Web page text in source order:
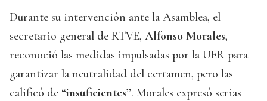
Durante su intervención ante la Asamblea, el
secretario general de RTVE, Alfonso Morales,
reconoció las medidas impulsadas por la UER para
garantizar la neutralidad del certamen, pero las
calificó de “insuficientes”. Morales expresó serias